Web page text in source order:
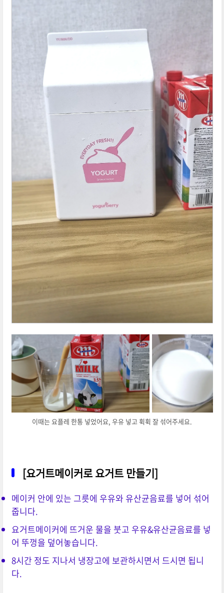
이때는 요플레 한통 넣었어요, 우유 넣고 휙휙 잘 섞어주세요.
[요거트메이커로 요거트 만들기]
메이커 안에 있는 그릇에 우유와 유산균음료를 넣어 섞어
줍니다.
요거트메이커에 뜨거운 물을 붓고 우유&유산균음료를 넣
어 뚜껑을 덮어놓습니다.
8시간 정도 지나서 냉장고에 보관하시면서 드시면 됩니
다.